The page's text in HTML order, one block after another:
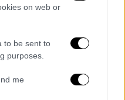
on web or
to be sent to
purposes.
me